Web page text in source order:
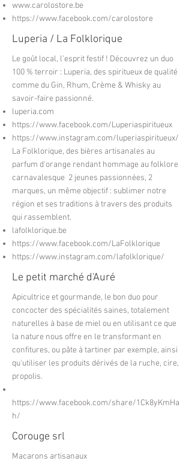
www.carolostore.be
https://www.facebook.com/carolostore
Luperia / La Folklorique
Le goût local, l’esprit festif ! Découvrez un duo
100 % terroir : Luperia, des spiritueux de qualité
comme du Gin, Rhum, Crème & Whisky au
savoir-faire passionné.
luperia.com
https://www.facebook.com/Luperiaspiritueux
https://www.instagram.com/luperiaspiritueux/
La Folklorique, des bières artisanales au
parfum d'orange rendant hommage au folklore
carnavalesque 2 jeunes passionnées, 2
marques, un même objectif : sublimer notre
région et ses traditions à travers des produits
qui rassemblent.
lafolklorique.be
https://www.facebook.com/LaFolklorique
https://www.instagram.com/lafolklorique/
Le petit marché d'Auré
Apicultrice et gourmande, le bon duo pour
concocter des spécialités saines, totalement
naturelles à base de miel ou en utilisant ce que
la nature nous offre en le transformant en
confitures, ou pâte à tartiner par exemple, ainsi
qu'utiliser les produits dérivés de la ruche, cire,
propolis.
https://www.facebook.com/share/1Ck8yKmHa
h/
Corouge srl
Macarons artisanaux